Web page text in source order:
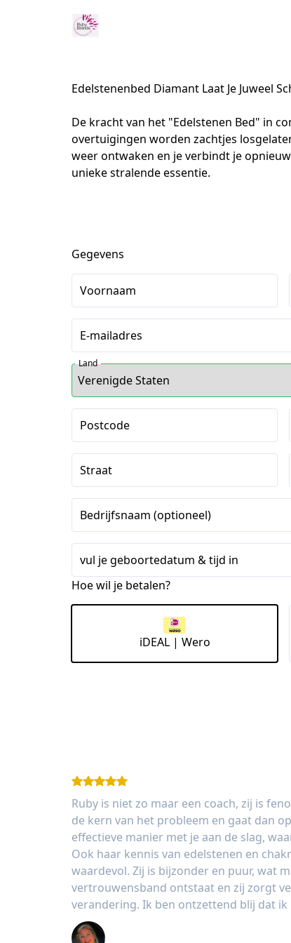
Edelstenenbed Diamant Laat Je Juweel
De kracht van het "Edelstenen Bed" in
overtuigingen worden zachtjes
weer ontwaken en je verbindt je
unieke stralende essentie.
Gegevens
Voornaam
E-mailadres
Land
Postcode
Straat
Bedrijfsnaam (optioneel)
vul je geboortedatum & tijd in
Hoe wil je betalen?
iDEAL | Wero
Ruby is niet zo maar een coach, zij is
de kern van het probleem en gaat dan
effectieve manier met je aan de slag,
Ook haar kennis van edelstenen en
waardevol. Zij is bijzonder en puur, wat
vertrouwensband ontstaat en zij zorgt
verandering. Ik ben ontzettend blij dat ik